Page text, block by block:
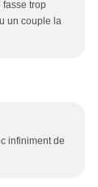
fasse trop
un couple la
infiniment de